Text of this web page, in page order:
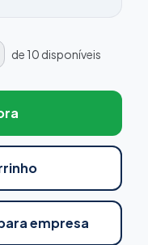
de 10 disponíveis
empresa